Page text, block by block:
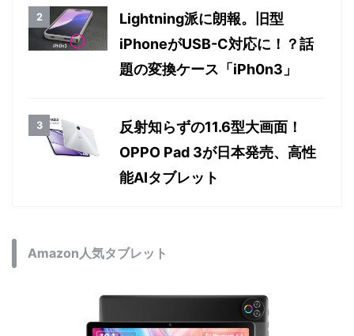
Lightning派に朗報。旧型
iPhoneがUSB-C対応に！？話
題の変換ケース「iPh0n3」
反射知らずの11.6型大画面！
OPPO Pad 3が日本発売、高性
能AIタブレット
Amazon人気タブレット